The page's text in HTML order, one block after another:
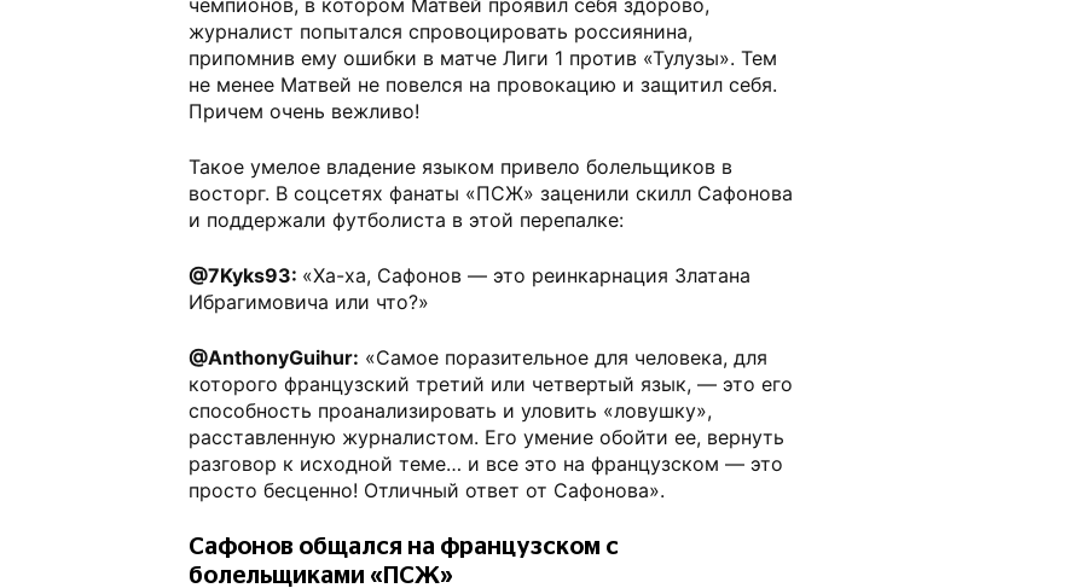
чемпионов, в котором Матвей проявил себя здорово,
журналист попытался спровоцировать россиянина,
припомнив ему ошибки в матче Лиги 1 против «Тулузы». Тем
не менее Матвей не повелся на провокацию и защитил себя.
Причем очень вежливо!
Такое умелое владение языком привело болельщиков в
восторг. В соцсетях фанаты «ПСЖ» заценили скилл Сафонова
и поддержали футболиста в этой перепалке:
@7Kyks93: «Ха-ха, Сафонов — это реинкарнация Златана
Ибрагимовича или что?»
@AnthonyGuihur: «Самое поразительное для человека, для
которого французский третий или четвертый язык, — это его
способность проанализировать и уловить «ловушку»,
расставленную журналистом. Его умение обойти ее, вернуть
разговор к исходной теме… и все это на французском — это
просто бесценно! Отличный ответ от Сафонова».
Сафонов общался на французском с
болельщиками «ПСЖ»